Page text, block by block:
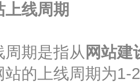
线周期
周期是指从 网站建
站的上线周期为1-